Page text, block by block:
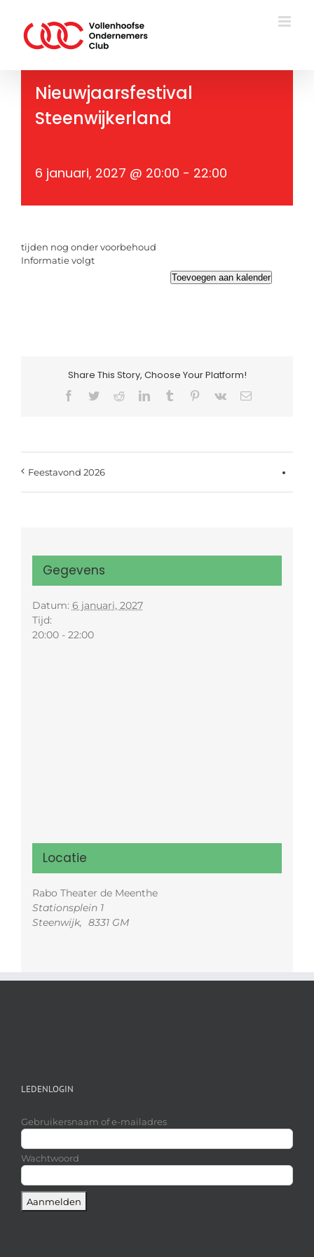
inhoud
Nieuwjaarsfestival
Steenwijkerland
6 januari, 2027 @ 20:00 - 22:00
tijden nog onder voorbehoud
Informatie volgt
Toevoegen aan kalender
Share This Story, Choose Your Platform!
Facebook
TwitterRedditLinkedInTumblr Pinterest
Vk
E-
Feestavond 2026
Gegevens
Datum: 6 januari, 2027
Tijd:
20:00 - 22:00
Locatie
Rabo Theater de Meenthe
Stationsplein 1
Steenwijk, 8331 GM
LEDENLOGIN
Gebruikersnaam of e-mailadres
Wachtwoord